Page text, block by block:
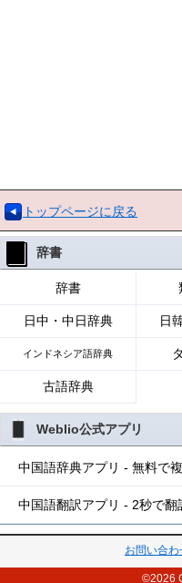
トップページに戻る
辞書
辞書
日中・中日辞典 日
インドネシア語辞典
古語辞典
Weblio公式アプリ
中国語辞典アプリ - 無料で
中国語翻訳アプリ - 2秒で
お問い合わ
©2026